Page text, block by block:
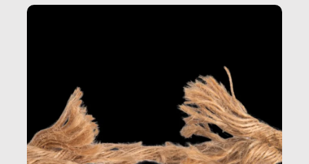
dietro gli oggetti e i servizi che fanno la nostra vita